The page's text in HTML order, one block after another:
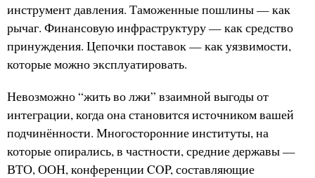
инструмент давления. Таможенные пошлины — как
рычаг. Финансовую инфраструктуру — как средство
принуждения. Цепочки поставок — как уязвимости,
которые можно эксплуатировать.
Невозможно “жить во лжи” взаимной выгоды от
интеграции, когда она становится источником вашей
подчинённости. Многосторонние институты, на
которые опирались, в частности, средние державы —
ВТО, ООН, конференции COP, составляющие